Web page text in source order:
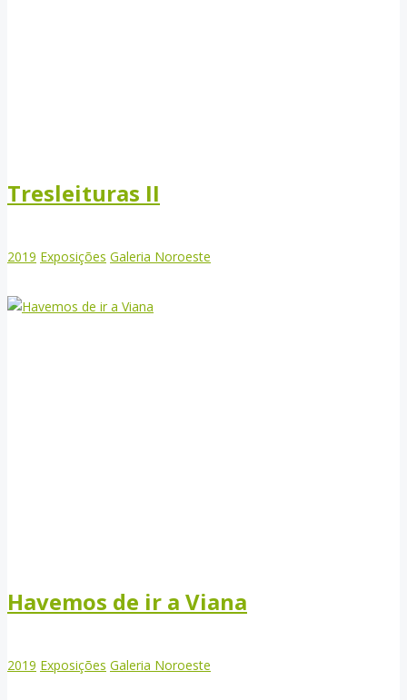
Tresleituras II
2019 Exposições Galeria Noroeste
Havemos de ir a Viana
2019 Exposições Galeria Noroeste